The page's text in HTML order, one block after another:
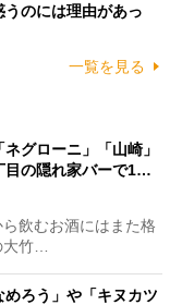
のには理由があっ
一覧を見る
グローニ」「山崎」
目の隠れ家バーで1…
飲むお酒にはまた格
竹…
めろう」や「キヌカツ